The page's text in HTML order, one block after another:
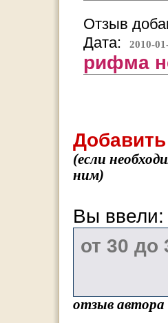
Отзыв
Дата:
2010-
рифма
(если
ним)
Вы
отзыв